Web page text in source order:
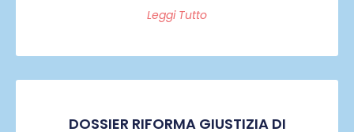
Leggi Tutto
DOSSIER RIFORMA GIUSTIZIA DI